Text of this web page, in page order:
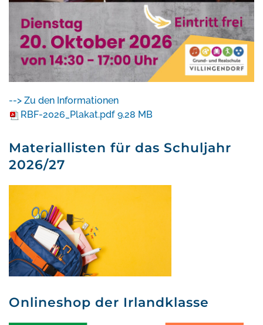
--> Zu den Informationen
RBF-2026_Plakat.pdf 9.28 MB
Materiallisten für das Schuljahr
2026/27
Onlineshop der Irlandklasse